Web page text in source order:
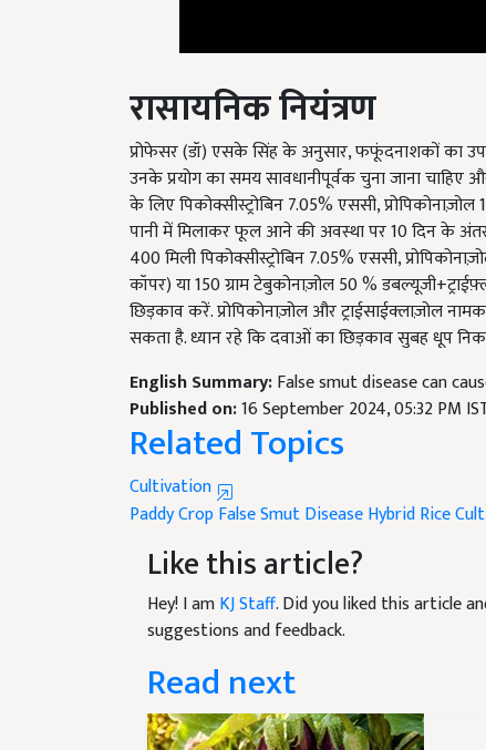
रासायनिक नियंत्रण
प्रोफेसर (डॉ) एसके सिंह के अनुसार, फफूंदनाशकों का
उनके प्रयोग का समय सावधानीपूर्वक चुना जाना चाहिए
के लिए पिकोक्सीस्ट्रोबिन 7.05% एससी,
पानी में मिलाकर फूल आने की अवस्था पर 10 दिन के
400 मिली पिकोक्सीस्ट्रोबिन 7.05% एससी,
कॉपर) या 150 ग्राम टेबुकोनाज़ोल 50 %
छिड़काव करें. प्रोपिकोनाज़ोल और ट्राईसाईक्लाज़ोल
सकता है. ध्यान रहे कि दवाओं का छिड़काव सुबह धूप
English Summary:False smut disease can
Published on:16 September 2024, 05:32 PM
Related Topics
Cultivation
Paddy CropFalse Smut DiseaseHybrid Rice
Like this article?
Hey! I amKJ Staff. Did you liked this article
suggestions and feedback.
Read next